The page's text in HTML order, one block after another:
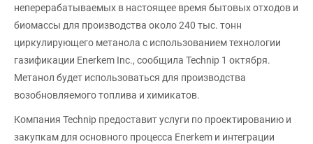
неперерабатываемых в настоящее время бытовых отходов и
биомассы для производства около 240 тыс. тонн
циркулирующего метанола с использованием технологии
газификации Enerkem Inc., сообщила Technip 1 октября.
Метанол будет использоваться для производства
возобновляемого топлива и химикатов.
Компания Technip предоставит услуги по проектированию и
закупкам для основного процесса Enerkem и интеграции